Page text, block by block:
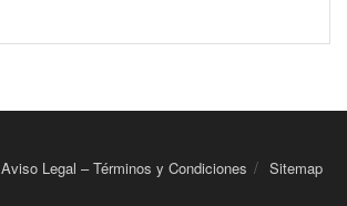
Aviso Legal – Términos y Condiciones Sitemap